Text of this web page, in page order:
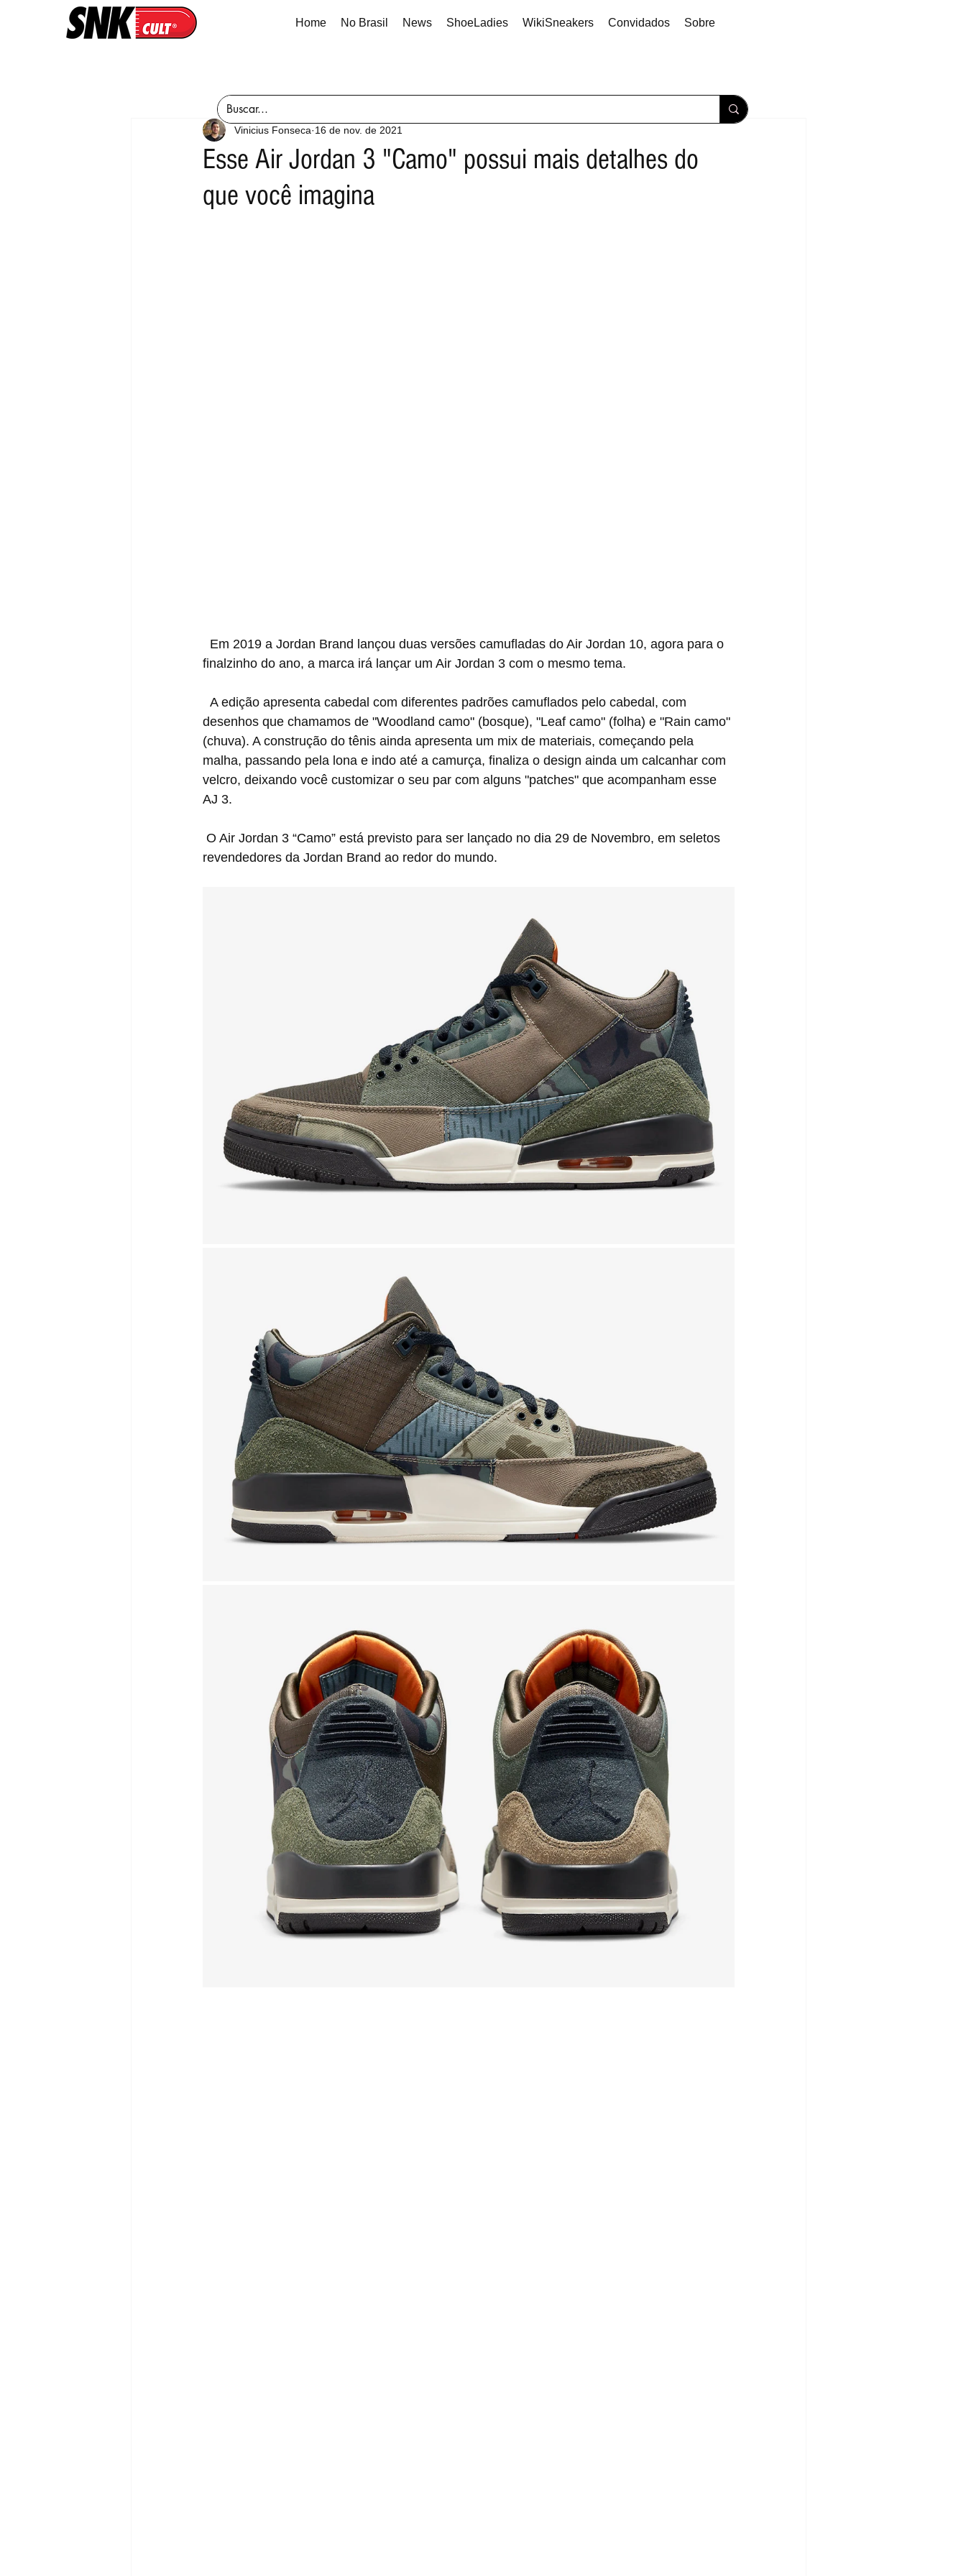
Home No Brasil News ShoeLadies WikiSneakers Convidados Sobre
Esse Air Jordan 3 "Camo" possui mais detalhes do
que você imagina
Vinicius Fonseca 16 de nov. de 2021
finalzinho do ano, a marca irá lançar um Air Jordan 3 com o mesmo tema.
desenhos que chamamos de "Woodland camo" (bosque), "Leaf camo" (folha) e "Rain camo"
(chuva). A construção do tênis ainda apresenta um mix de materiais, começando pela
malha, passando pela lona e indo até a camurça, finaliza o design ainda um calcanhar com
velcro, deixando você customizar o seu par com alguns "patches" que acompanham esse
AJ 3.
revendedores da Jordan Brand ao redor do mundo.